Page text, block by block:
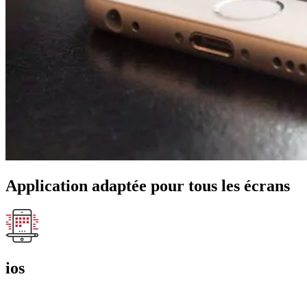
Application adaptée pour tous les écrans
ios